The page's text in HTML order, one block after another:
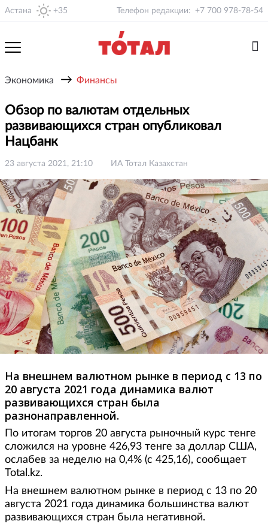
Астана +35 Телефон редакции: +7 700 978-78-54
Экономика → Финансы
Обзор по валютам отдельных
развивающихся стран опубликовал
Нацбанк
23 августа 2021, 21:10 ИА Тотал Казахстан
На внешнем валютном рынке в период с 13 по
20 августа 2021 года динамика валют
развивающихся стран была
разнонаправленной.
По итогам торгов 20 августа рыночный курс тенге
сложился на уровне 426,93 тенге за доллар США,
ослабев за неделю на 0,4% (с 425,16), сообщает
Total.kz.
На внешнем валютном рынке в период с 13 по 20
августа 2021 года динамика большинства валют
развивающихся стран была негативной.